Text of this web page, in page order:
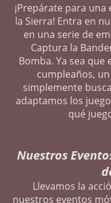
¡Prepárate para
la Sierra! Entra en
en una serie de
Captura la
Bomba. Ya sea
cumpleaños,
simplemente
adaptamos los
qué
Nuestros
Llevamos la
nuestros eventos